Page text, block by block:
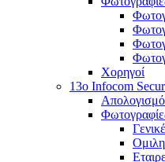
Χορηγοί
13o Infocom